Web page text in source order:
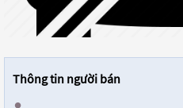
Thông tin người bán